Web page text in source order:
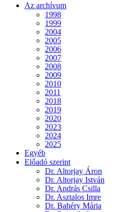
Az archívum
1998
1999
2004
2005
2006
2007
2008
2009
2010
2011
2018
2019
2020
2023
2024
2025
Egyéb
Előadó szerint
Dr. Altorjay Áron
Dr. Altorjay István
Dr. András Csilla
Dr. Asztalos Imre
Dr. Bahéry Mária